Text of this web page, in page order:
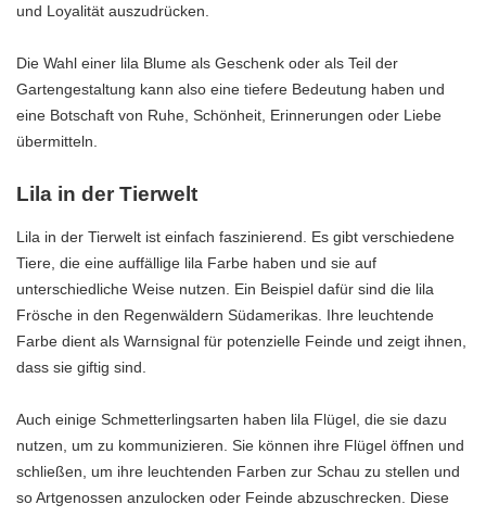
und Loyalität auszudrücken.
Die Wahl einer lila Blume als Geschenk oder als Teil der
Gartengestaltung kann also eine tiefere Bedeutung haben und
eine Botschaft von Ruhe, Schönheit, Erinnerungen oder Liebe
übermitteln.
Lila in der Tierwelt
Lila in der Tierwelt ist einfach faszinierend. Es gibt verschiedene
Tiere, die eine auffällige lila Farbe haben und sie auf
unterschiedliche Weise nutzen. Ein Beispiel dafür sind die lila
Frösche in den Regenwäldern Südamerikas. Ihre leuchtende
Farbe dient als Warnsignal für potenzielle Feinde und zeigt ihnen,
dass sie giftig sind.
Auch einige Schmetterlingsarten haben lila Flügel, die sie dazu
nutzen, um zu kommunizieren. Sie können ihre Flügel öffnen und
schließen, um ihre leuchtenden Farben zur Schau zu stellen und
so Artgenossen anzulocken oder Feinde abzuschrecken. Diese